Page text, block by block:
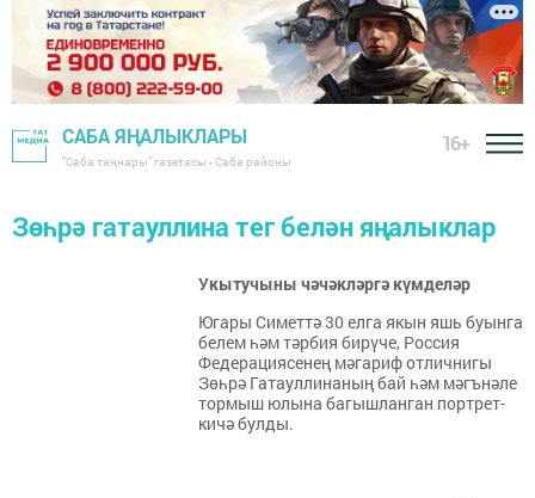
САБА ЯҢАЛЫКЛАРЫ
"Саба таңнары" газетасы - Саба районы
16+
Зөһрә гатауллина тег белән яңалыклар
Укытучыны чәчәкләргә күмделәр
Югары Симеттә 30 елга якын яшь буынга
белем һәм тәрбия бирүче, Россия
Федерациясенең мәгариф отличнигы
Зөһрә Гатауллинаның бай һәм мәгънәле
тормыш юлына багышланган портрет-
кичә булды.